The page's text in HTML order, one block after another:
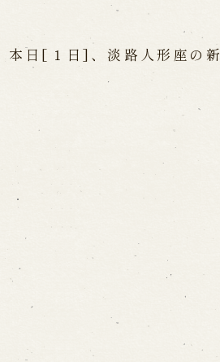
張公演
歴史
路島と国生み神話
淡路人形の広
あわじ市の伝統芸能
本日[１日]、淡路人形座の